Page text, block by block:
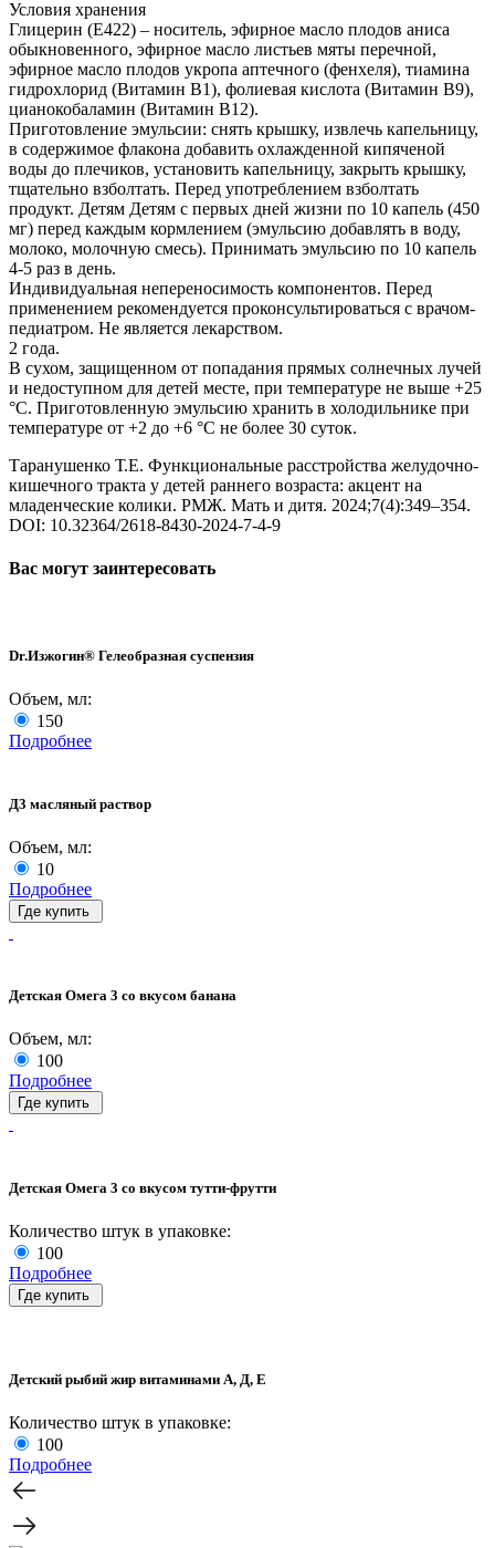
Условия хранения
Глицерин (Е422) – носитель, эфирное масло плодов аниса
обыкновенного, эфирное масло листьев мяты перечной,
эфирное масло плодов укропа аптечного (фенхеля), тиамина
гидрохлорид (Витамин В1), фолиевая кислота (Витамин В9),
цианокобаламин (Витамин В12).
Приготовление эмульсии: снять крышку, извлечь капельницу,
в содержимое флакона добавить охлажденной кипяченой
воды до плечиков, установить капельницу, закрыть крышку,
тщательно взболтать. Перед употреблением взболтать
продукт. Детям Детям с первых дней жизни по 10 капель (450
мг) перед каждым кормлением (эмульсию добавлять в воду,
молоко, молочную смесь). Принимать эмульсию по 10 капель
4-5 раз в день.
Индивидуальная непереносимость компонентов. Перед
применением рекомендуется проконсультироваться с врачом-
педиатром. Не является лекарством.
2 года.
В сухом, защищенном от попадания прямых солнечных лучей
и недоступном для детей месте, при температуре не выше +25
°С. Приготовленную эмульсию хранить в холодильнике при
температуре от +2 до +6 °С не более 30 суток.
Таранушенко Т.Е. Функциональные расстройства желудочно-
кишечного тракта у детей раннего возраста: акцент на
младенческие колики. РМЖ. Мать и дитя. 2024;7(4):349–354.
DOI: 10.32364/2618-8430-2024-7-4-9
Вас могут заинтересовать
Dr.Изжогин® Гелеобразная суспензия
Объем, мл:
150
Подробнее
Д3 масляный раствор
Объем, мл:
10
Подробнее
Где купить
Детская Омега 3 со вкусом банана
Объем, мл:
100
Подробнее
Где купить
Детская Омега 3 со вкусом тутти-фрутти
Количество штук в упаковке:
100
Подробнее
Где купить
Детский рыбий жир витаминами А, Д, Е
Количество штук в упаковке:
100
Подробнее